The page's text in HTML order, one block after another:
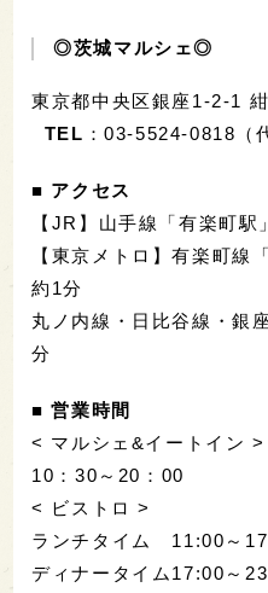
◎茨城マルシェ◎
東京都中央区銀座1-2-1
TEL ：03-5524-0818（
■ アクセス
【JR】山手線「有楽町
【東京メトロ】有楽町線
約1分
丸ノ内線・日比谷線・銀
分
■ 営業時間
< マルシェ&イートイン >
10：30～20：00
< ビストロ >
ランチタイム 11:00～
ディナータイム17:00～